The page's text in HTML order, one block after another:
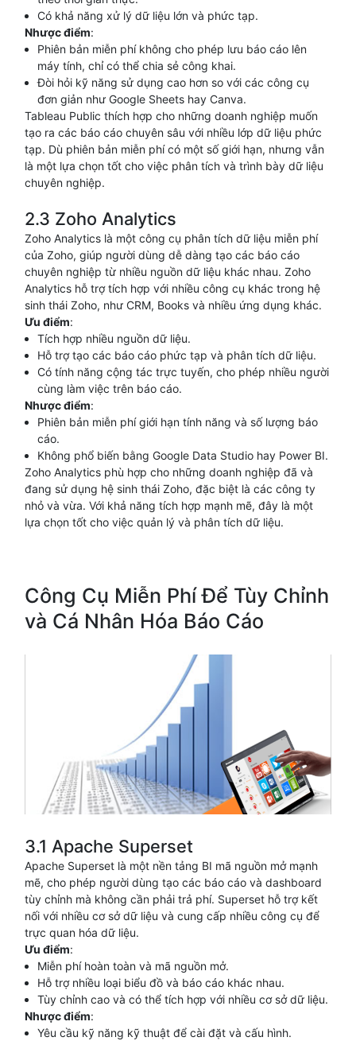
Có khả năng xử lý dữ liệu lớn và phức tạp.
Nhược điểm:
Phiên bản miễn phí không cho phép lưu báo cáo lên
máy tính, chỉ có thể chia sẻ công khai.
Đòi hỏi kỹ năng sử dụng cao hơn so với các công cụ
đơn giản như Google Sheets hay Canva.
Tableau Public thích hợp cho những doanh nghiệp muốn
tạo ra các báo cáo chuyên sâu với nhiều lớp dữ liệu phức
tạp. Dù phiên bản miễn phí có một số giới hạn, nhưng vẫn
là một lựa chọn tốt cho việc phân tích và trình bày dữ liệu
chuyên nghiệp.
2.3 Zoho Analytics
Zoho Analytics là một công cụ phân tích dữ liệu miễn phí
của Zoho, giúp người dùng dễ dàng tạo các báo cáo
chuyên nghiệp từ nhiều nguồn dữ liệu khác nhau. Zoho
Analytics hỗ trợ tích hợp với nhiều công cụ khác trong hệ
sinh thái Zoho, như CRM, Books và nhiều ứng dụng khác.
Ưu điểm:
Tích hợp nhiều nguồn dữ liệu.
Hỗ trợ tạo các báo cáo phức tạp và phân tích dữ liệu.
Có tính năng cộng tác trực tuyến, cho phép nhiều người
cùng làm việc trên báo cáo.
Nhược điểm:
Phiên bản miễn phí giới hạn tính năng và số lượng báo
cáo.
Không phổ biến bằng Google Data Studio hay Power BI.
Zoho Analytics phù hợp cho những doanh nghiệp đã và
đang sử dụng hệ sinh thái Zoho, đặc biệt là các công ty
nhỏ và vừa. Với khả năng tích hợp mạnh mẽ, đây là một
lựa chọn tốt cho việc quản lý và phân tích dữ liệu.
Công Cụ Miễn Phí Để Tùy Chỉnh
và Cá Nhân Hóa Báo Cáo
3.1 Apache Superset
Apache Superset là một nền tảng BI mã nguồn mở mạnh
mẽ, cho phép người dùng tạo các báo cáo và dashboard
tùy chỉnh mà không cần phải trả phí. Superset hỗ trợ kết
nối với nhiều cơ sở dữ liệu và cung cấp nhiều công cụ để
trực quan hóa dữ liệu.
Ưu điểm:
Miễn phí hoàn toàn và mã nguồn mở.
Hỗ trợ nhiều loại biểu đồ và báo cáo khác nhau.
Tùy chỉnh cao và có thể tích hợp với nhiều cơ sở dữ liệu.
Nhược điểm:
Yêu cầu kỹ năng kỹ thuật để cài đặt và cấu hình.